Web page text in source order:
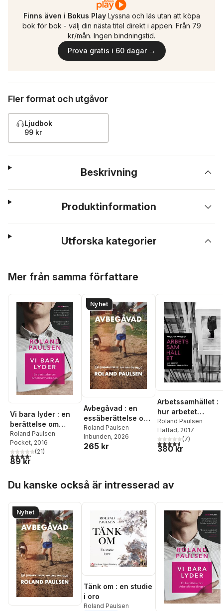
Finns även i Bokus Play Lyssna och läs utan att köpa
bok för bok - välj din nästa titel direkt i appen. Från 79
kr/mån. Ingen bindningstid.
Prova gratis i 60 dagar →
Fler format och utgåvor
Ljudbok
99 kr
Beskrivning
Produktinformation
Utforska kategorier
Mer från samma författare
Vi bara lyder : en
berättelse om
Arbetsförmedlinge
n
Roland Paulsen
Pocket, 2016
4,2utav 5 stjärnor. Totalt antal röster:
(21)
89 kr
Nyhet
Avbegåvad : en
essäberättelse om
arv och miljö
Roland Paulsen
Inbunden, 2026
265 kr
Arbetssamhället :
hur arbetet
överlevde
teknologin
Roland Paulsen
Häftad, 2017
4,6utav 5 stjärnor.
(7)
380 kr
Du kanske också är intresserad av
Nyhet
Tänk om : en studie
i oro
Roland Paulsen